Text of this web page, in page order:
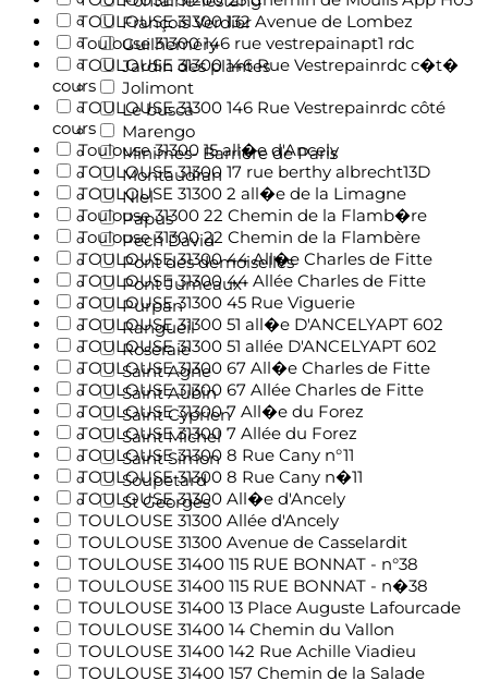
François Verdier
Guilheméry
Jardin des plantes
Jolimont
Le busca
Marengo
Minimes- Barrière de Paris
Montaudran
Niel
Papus
Pech David
Pont des demoiselles
Pont Jumeaux
Purpan
Rangueil
Roseraie
Saint Agne
Saint Aubin
Saint Cyprien
Saint Michel
Saint Simon
Soupetard
St Georges
TOULOUSE 31300 132 Avenue de Lombez
Toulouse 31300 146 rue vestrepainapt1 rdc
TOULOUSE 31300 146 Rue Vestrepainrdc c�t�
cours
TOULOUSE 31300 146 Rue Vestrepainrdc côté
cours
Toulouse 31300 15 all�e d'Ancely
TOULOUSE 31300 17 rue berthy albrecht13D
TOULOUSE 31300 2 all�e de la Limagne
Toulouse 31300 22 Chemin de la Flamb�re
Toulouse 31300 22 Chemin de la Flambère
TOULOUSE 31300 44 All�e Charles de Fitte
TOULOUSE 31300 44 Allée Charles de Fitte
TOULOUSE 31300 45 Rue Viguerie
TOULOUSE 31300 51 all�e D'ANCELYAPT 602
TOULOUSE 31300 51 allée D'ANCELYAPT 602
TOULOUSE 31300 67 All�e Charles de Fitte
TOULOUSE 31300 67 Allée Charles de Fitte
TOULOUSE 31300 7 All�e du Forez
TOULOUSE 31300 7 Allée du Forez
TOULOUSE 31300 8 Rue Cany n°11
TOULOUSE 31300 8 Rue Cany n�11
TOULOUSE 31300 All�e d'Ancely
TOULOUSE 31300 Allée d'Ancely
TOULOUSE 31300 Avenue de Casselardit
TOULOUSE 31400 115 RUE BONNAT - n°38
TOULOUSE 31400 115 RUE BONNAT - n�38
TOULOUSE 31400 13 Place Auguste Lafourcade
TOULOUSE 31400 14 Chemin du Vallon
TOULOUSE 31400 142 Rue Achille Viadieu
TOULOUSE 31400 157 Chemin de la Salade